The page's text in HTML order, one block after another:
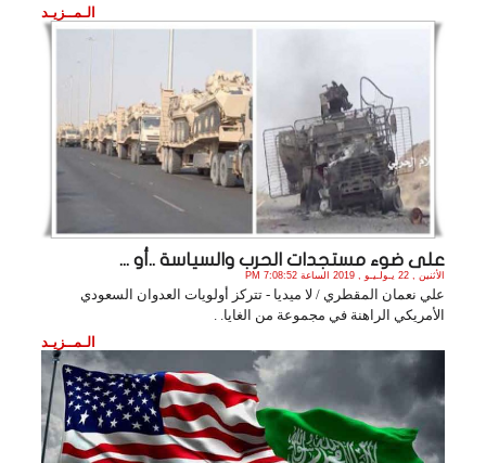
الـمــزيـد
على ضوء مستجدات الحرب والسياسة ..أو ...
الأثنين , 22 يـولـيـو , 2019 الساعة 7:08:52 PM
علي نعمان المقطري / لا ميديا - تتركز أولويات العدوان السعودي
الأمريكي الراهنة في مجموعة من الغايا. .
الـمــزيـد